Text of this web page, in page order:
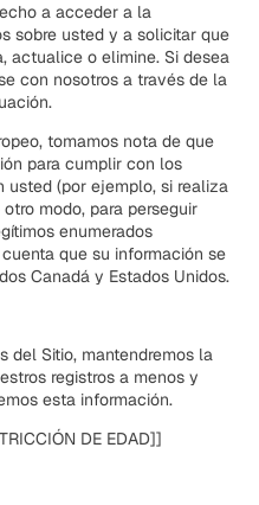
a acceder a la
sobre usted y a solicitar que
actualice o elimine. Si desea
con nosotros a través de la
tomamos nota de que
para cumplir con los
usted (por ejemplo, si realiza
modo, para perseguir
enumerados
que su información se
Canadá y Estados Unidos.
del Sitio, mantendremos la
registros a menos y
esta información.
DE EDAD]]